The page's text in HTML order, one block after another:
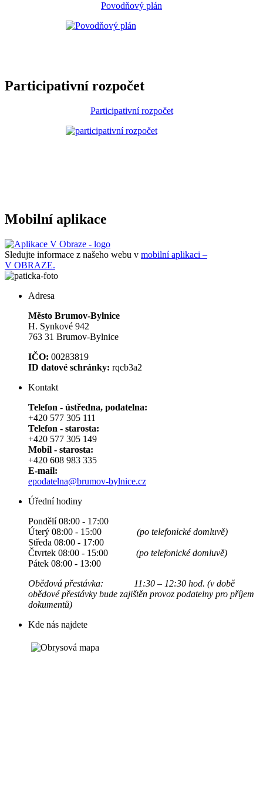
Povodňový plán
Participativní rozpočet
Participativní rozpočet
Mobilní aplikace
Sledujte informace z našeho webu v mobilní aplikaci –
V OBRAZE.
Adresa
Město Brumov-Bylnice
H. Synkové 942
763 31 Brumov-Bylnice
IČO: 00283819
ID datové schránky: rqcb3a2
Kontakt
Telefon - ústředna, podatelna:
+420 577 305 111
Telefon - starosta:
+420 577 305 149
Mobil - starosta:
+420 608 983 335
E-mail:
epodatelna@brumov-bylnice.cz
Úřední hodiny
Pondělí 08:00 - 17:00
Úterý 08:00 - 15:00 (po telefonické domluvě)
Středa 08:00 - 17:00
Čtvrtek 08:00 - 15:00 (po telefonické domluvě)
Pátek 08:00 - 13:00
Obědová přestávka: 11:30 – 12:30 hod. (v době
obědové přestávky bude zajištěn provoz podatelny pro příjem
dokumentů)
Kde nás najdete